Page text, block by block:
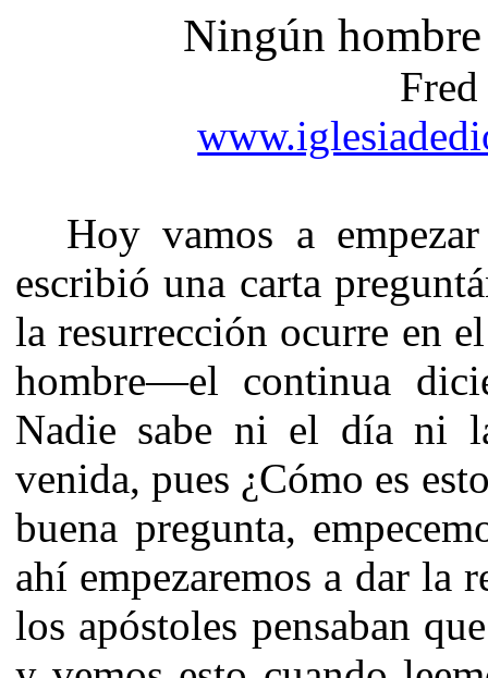
Ningún
Hoy vamos a
escribió una carta
la resurrección ocurre en
hombre—el continua
Nadie sabe ni el día ni
venida, pues ¿Cómo es
buena pregunta,
ahí empezaremos a dar la
los apóstoles pensaban